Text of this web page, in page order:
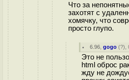
Что за
захотят с
хомячку, что
просто глупо.
6.96 ,gogo (?),
Это не
html оброс
жду не